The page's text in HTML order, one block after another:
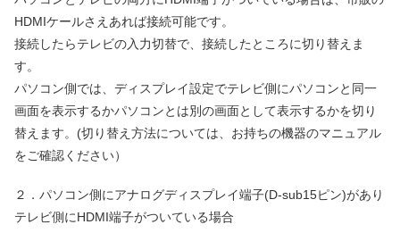
HDMIケールさえあれば接続可能です。
接続したらテレビの入力切替で、接続したところに切り替えま
す。
パソコン側では、ディスプレイ設定でテレビ側にパソコンと同一
画面を表示するかパソコンとは別の画面として表示するかを切り
替えます。(切り替え方法については、お持ちの機器のマニュアル
をご確認ください）
２．パソコン側にアナログディスプレイ端子(D-sub15ピン)があり
テレビ側にHDMI端子がついている場合